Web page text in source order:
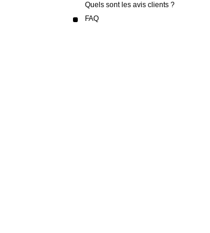
Quels sont les avis clients ?
FAQ